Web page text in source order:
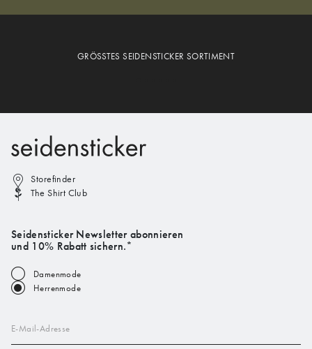
GRÖSSTES SEIDENSTICKER SORTIMENT
Storefinder
The Shirt Club
Seidensticker Newsletter abonnieren
und 10% Rabatt sichern.*
Damenmode
Herrenmode
E-Mail-Adresse